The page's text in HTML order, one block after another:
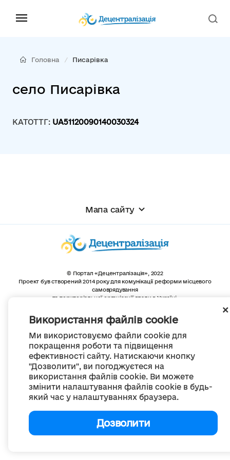
Використання файлів cookie
Ми використовуємо файли cookie для
покращення роботи та підвищення
ефективності сайту. Натискаючи кнопку
"Дозволити", ви погоджуєтеся на
використання файлів cookie. Ви можете
змінити налаштування файлів cookie в будь-
який час у налаштуваннях браузера.
Дозволити
Головна Писарівка
село Писарівка
КАТОТТГ: UA51120090140030324
Мапа сайту
© Портал «Децентралізація», 2022
Проект був створений 2014 року для комунікації реформи місцевого
самоврядування
та територіальної організації влади в Україні.
Весь контент доступний за ліцензією
Creative Commons Attribution 4.0 International license,
якщо не зазначено інше